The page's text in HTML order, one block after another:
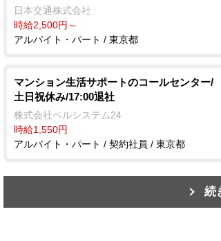
日本交通株式会社
時給2,500円～
アルバイト・パート / 東京都
マンション生活サポートのコールセンター/
土日祝休み/17:00退社
株式会社ベルシステム24
時給1,550円
アルバイト・パート / 契約社員 / 東京都
続